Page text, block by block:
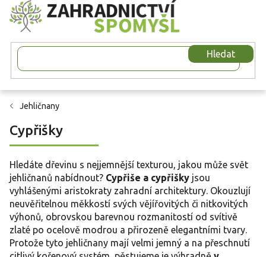
Přejít
na
obsah
Hledat
Jehličnany
Cypřišky
Hledáte dřevinu s nejjemnější texturou, jakou může svět
jehličnanů nabídnout? Cypřiše a cypřišky jsou
vyhlášenými aristokraty zahradní architektury. Okouzlují
neuvěřitelnou měkkostí svých vějířovitých či nitkovitých
výhonů, obrovskou barevnou rozmanitostí od svítivě
zlaté po ocelově modrou a přirozeně elegantními tvary.
Protože tyto jehličnany mají velmi jemný a na přeschnutí